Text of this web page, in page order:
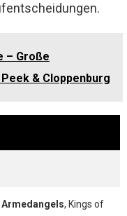
– Große
& Cloppenburg
Armedangels, Kings of